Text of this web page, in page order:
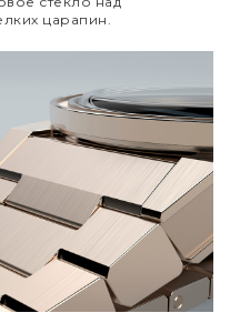
царапин.